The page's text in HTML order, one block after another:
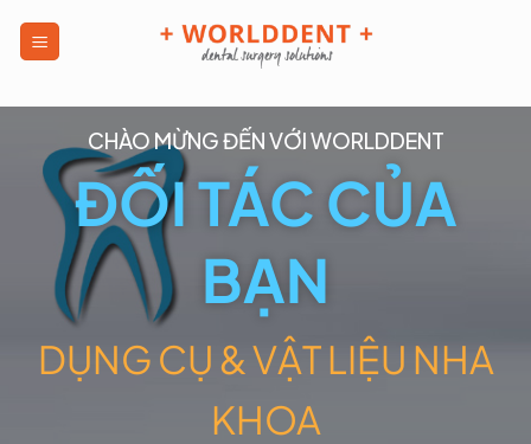
CHÀO MỪNG ĐẾN VỚI WORLDDENT
ĐỐI TÁC CỦA
BẠN
DỤNG CỤ & VẬT LIỆU NHA
KHOA